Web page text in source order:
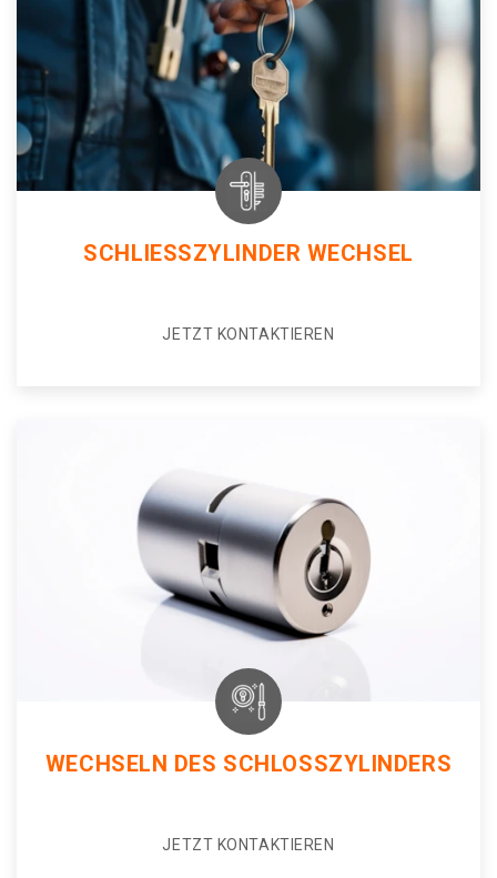
SCHLIESSZYLINDER WECHSEL
JETZT KONTAKTIEREN
WECHSELN DES SCHLOSSZYLINDERS
JETZT KONTAKTIEREN